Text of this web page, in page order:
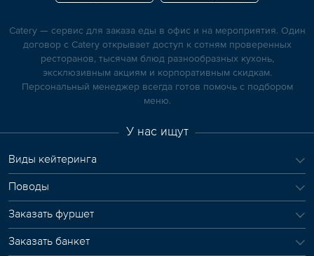
Catery — сервис для заказа еды в офис и на мероприятия. Один
договор с Catery открывает доступ к сотням проверенных
ресторанов, тысячам блюд разнообразных кухонь,
эксклюзивным акциям и корпоративным скидкам.
Персональный менеджер всегда готов помочь с подбором
меню.
У нас ищут
Виды кейтеринга
Поводы
Заказать фуршет
Заказать банкет